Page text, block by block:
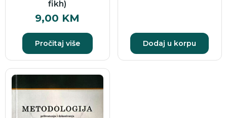
fikh)
9,00 KM
Pročitaj više Dodaj u korpu